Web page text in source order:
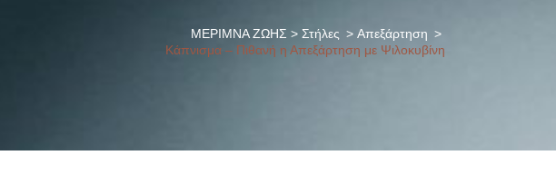
ΜΕΡΙΜΝΑ ΖΩΗΣ > Στήλες > Απεξάρτηση >
Κάπνισμα – Πιθανή η Απεξάρτηση με Ψιλοκυβίνη